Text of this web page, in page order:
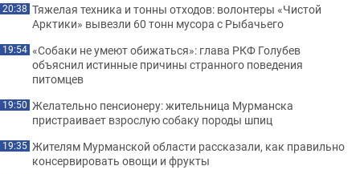
20:38 Тяжелая техника и тонны отходов: волонтеры «Чистой
Арктики» вывезли 60 тонн мусора с Рыбачьего
19:54 «Собаки не умеют обижаться»: глава РКФ Голубев
объяснил истинные причины странного поведения
питомцев
19:50 Желательно пенсионеру: жительница Мурманска
пристраивает взрослую собаку породы шпиц
19:35 Жителям Мурманской области рассказали, как правильно
консервировать овощи и фрукты